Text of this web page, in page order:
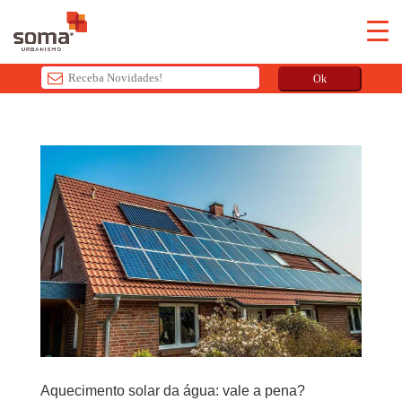
Ok
i
e
l
d
s
lAquecimento solar da água: vale a pena?